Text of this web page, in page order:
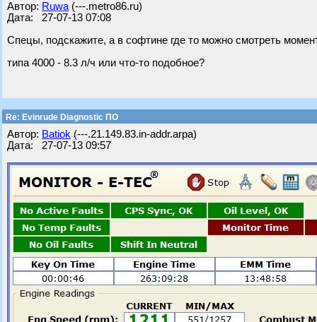
Автор: Ruwa (---.metro86.ru)
Дата: 27-07-13 07:08
Спецы, подскажите, а в софтине где то можно смотреть
типа 4000 - 8.3 л/ч или что-то подобное?
Re: Evinrude Diagnostic ПО
Автор: Batiok (---.21.149.83.in-addr.arpa)
Дата: 27-07-13 09:57